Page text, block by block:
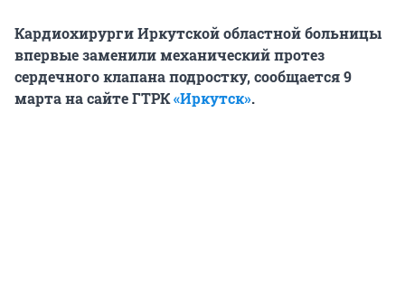
Кардиохирурги Иркутской областной больницы
впервые заменили механический протез
сердечного клапана подростку, сообщается 9
марта на сайте ГТРК«Иркутск».